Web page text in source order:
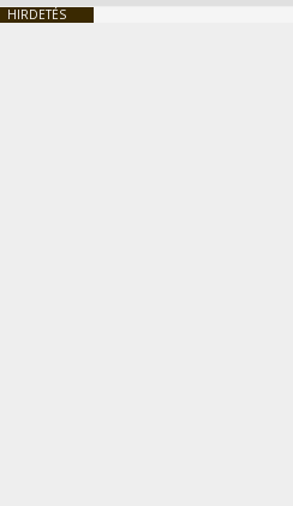
HIRDETÉS